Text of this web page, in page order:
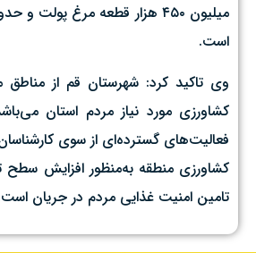
میلیون ۴۵۰ هزار قطعه مرغ
است.
وی تاکید کرد: شهرستان قم از
کشاورزی مورد نیاز مردم استان
فعالیت‌های گسترده‌ای از سوی
کشاورزی منطقه به‌منظور افزایش سطح
تامین امنیت غذایی مردم در جریان